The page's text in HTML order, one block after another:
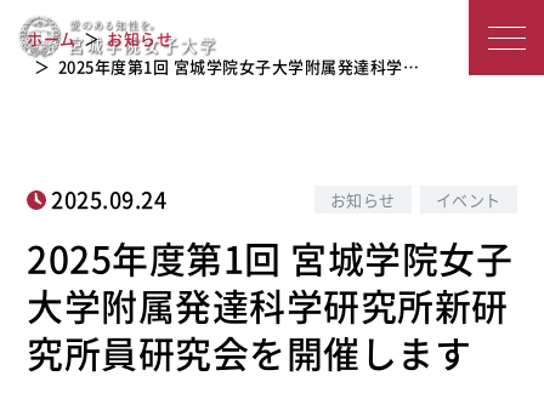
城
子
大
学
発達科学研究所新研究所員研究会を開
催します
ホーム
お知らせ
2025年度第1回 宮城学院女子大学附属発達科学…
2025.09.24 お知らせ イベント
2025年度第1回 宮城学院女子
大学附属発達科学研究所新研
究所員研究会を開催します